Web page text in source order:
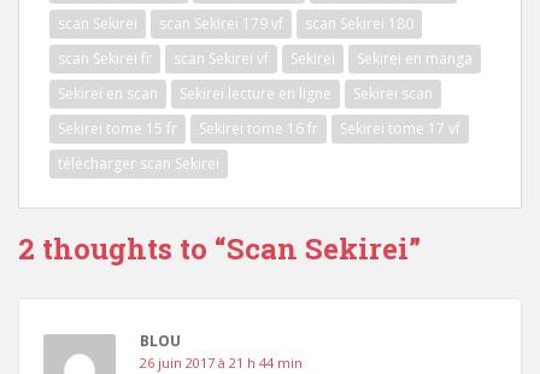
scan Sekirei
scan Sekirei 179 vf
scan Sekirei 180
scan Sekirei fr
scan Sekirei vf Sekirei
Sekirei en manga
Sekirei en scan
Sekirei lecture en ligne
Sekirei scan
Sekirei tome 15 fr
Sekirei tome 16 fr
Sekirei tome 17 vf
télécharger scan Sekirei
2 thoughts to “Scan Sekirei”
BLOU
26 juin 2017 à 21 h 44 min